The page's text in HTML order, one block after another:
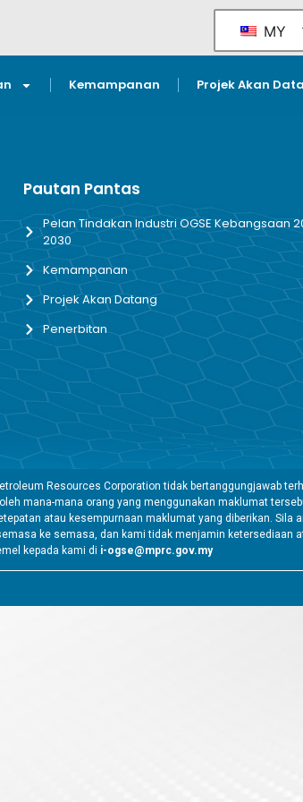
MY
Kemampanan Projek Akan
Pautan Pantas
Pelan Tindakan Industri OGSE Kebangsaan
2030
Kemampanan
Projek Akan Datang
Penerbitan
Resources Corporation tidak bertanggungjawab
mana-mana orang yang menggunakan maklumat
atau kesempurnaan maklumat yang diberikan. Sila
ke semasa, dan kami tidak menjamin ketersediaan
kepada kami di i-ogse@mprc.gov.my